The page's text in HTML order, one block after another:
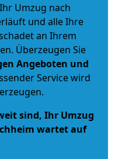
Umzug nach
und alle Ihre
an Ihrem
Überzeugen Sie
Angeboten und
Service wird
sind, Ihr Umzug
wartet auf